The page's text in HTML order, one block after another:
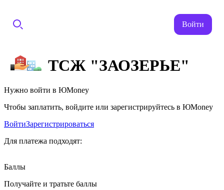
Войти
ТСЖ "ЗАОЗЕРЬЕ"
Нужно войти в ЮMoney
Чтобы заплатить, войдите или зарегистрируйтесь в ЮMoney
ВойтиЗарегистрироваться
Для платежа подходят:
Баллы
Получайте и тратьте баллы